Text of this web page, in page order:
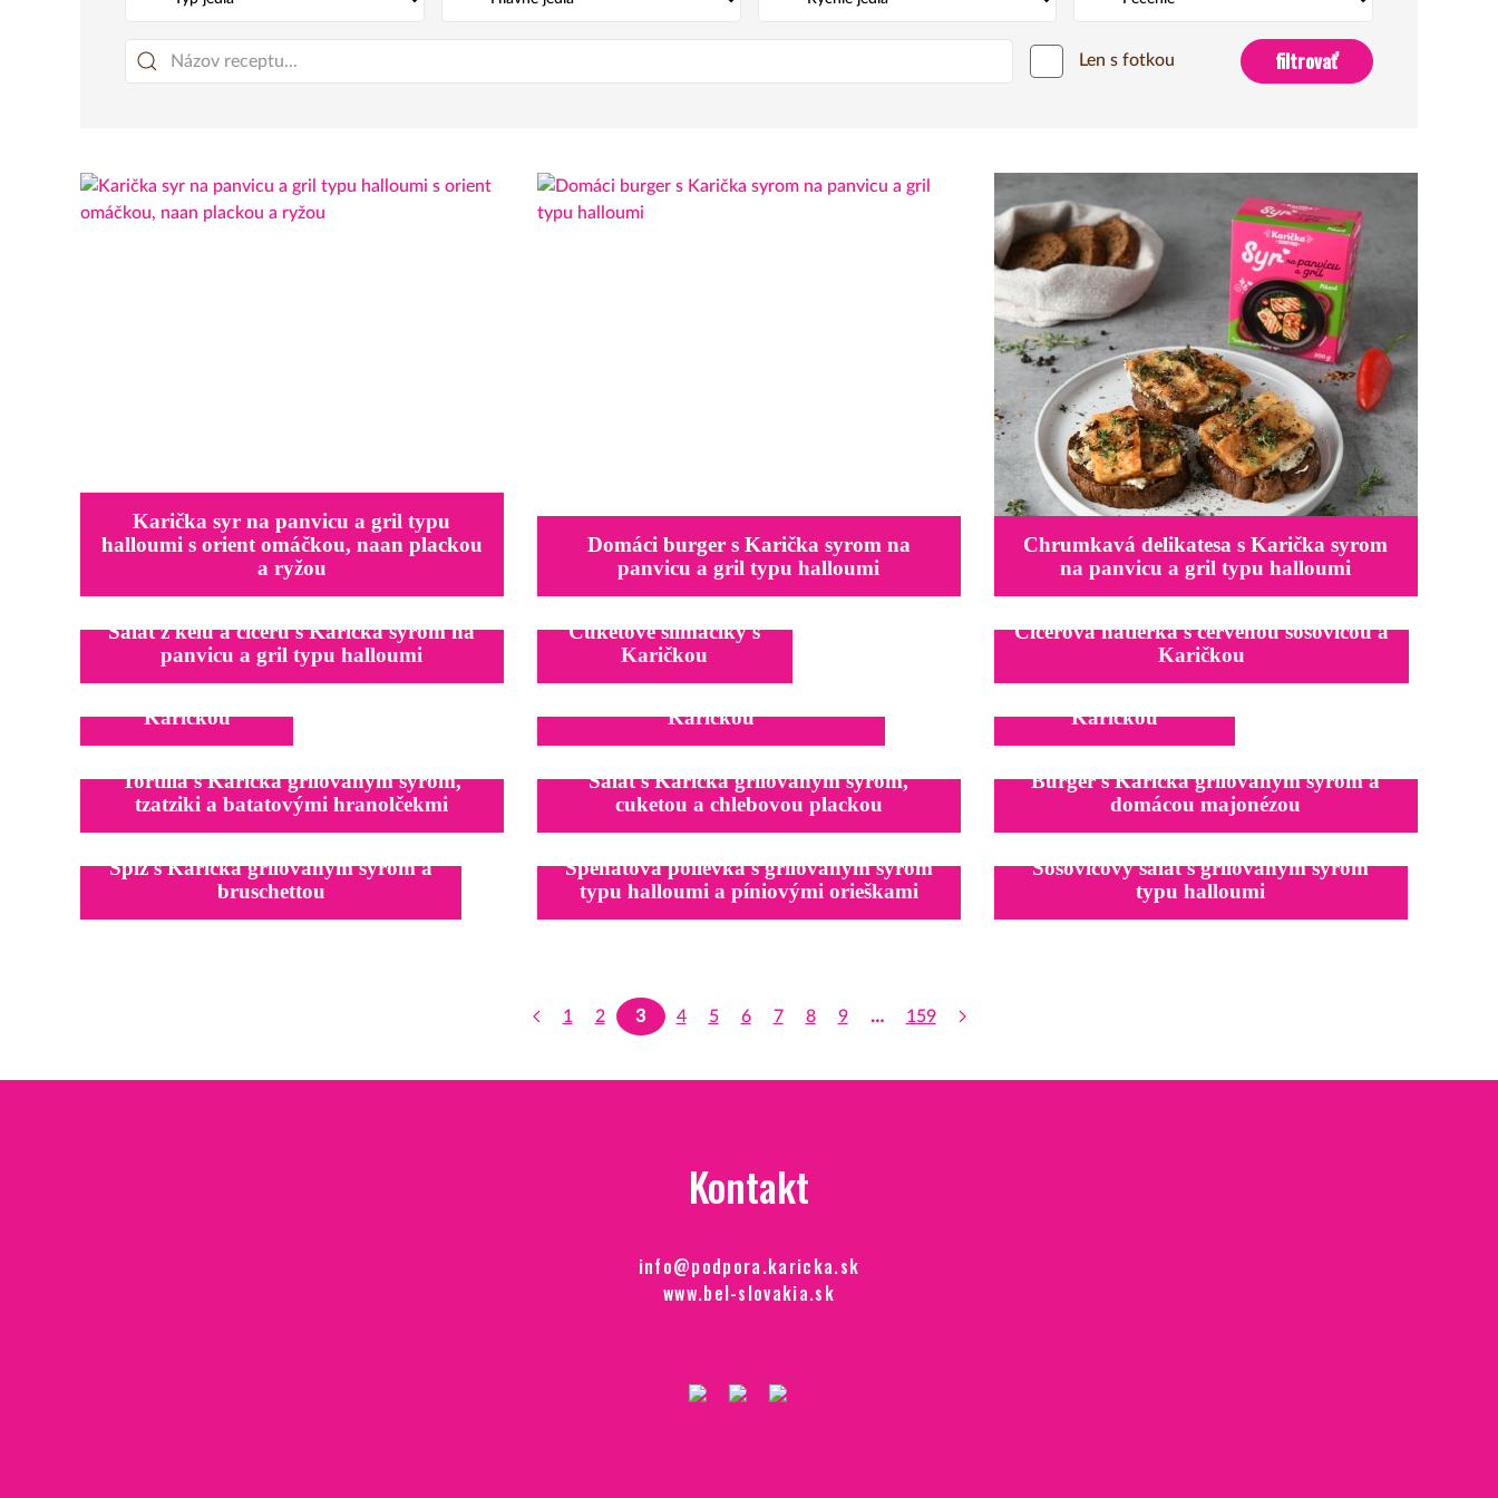
Len s fotkou
Karička syr na panvicu a gril typu
halloumi s orient omáčkou, naan plackou
a ryžou
Domáci burger s Karička syrom na
panvicu a gril typu halloumi
Chrumkavá delikatesa s Karička syrom
na panvicu a gril typu halloumi
Šalát z kelu a cíceru s Karička syrom na
panvicu a gril typu halloumi
Cuketové slimáčiky s
Karičkou
Cícerová nátierka s červenou šošovicou a
Karičkou
Karičkou
Karičkou
Karičkou
Tortilla s Karička grilovaným syrom,
tzatziki a batatovými hranolčekmi
Šalát s Karička grilovaným syrom,
cuketou a chlebovou plackou
Burger s Karička grilovaným syrom a
domácou majonézou
Špíz s Karička grilovaným syrom a
bruschettou
Špenátová polievka s grilovaným syrom
typu halloumi a píniovými orieškami
Šošovicový šalát s grilovaným syrom
typu halloumi
1 2 3 4 5 6 7 8 9 … 159
Kontakt
info@podpora.karicka.sk
www.bel-slovakia.sk